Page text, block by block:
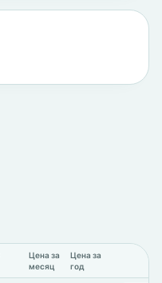
Цена за
месяц
Цена за
год